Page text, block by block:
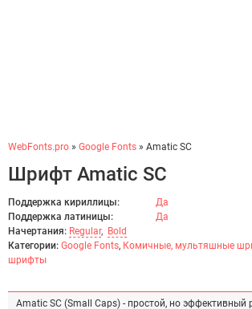
WebFonts.pro » Google Fonts » Amatic SC
Шрифт Amatic SC
Поддержка кириллицы:
Да
Поддержка латиницы:
Да
Начертания: Regular, Bold
Категории: Google Fonts, Комичные, мультяшные
шрифты
Amatic SC (Small Caps) - простой, но эффективный